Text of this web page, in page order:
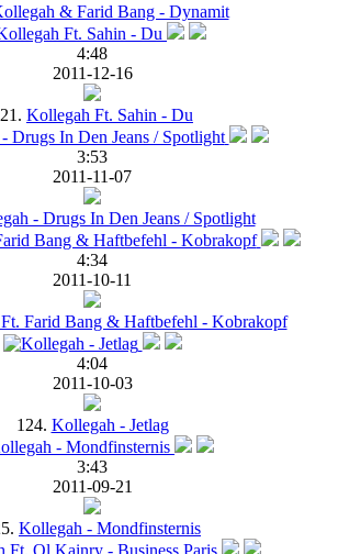
& Farid Bang - Dynamit
4:48
2011-12-16
Kollegah Ft. Sahin - Du
3:53
2011-11-07
- Drugs In Den Jeans / Spotlight
4:34
2011-10-11
Farid Bang & Haftbefehl - Kobrakopf
4:04
2011-10-03
124. Kollegah - Jetlag
3:43
2011-09-21
Kollegah - Mondfinsternis